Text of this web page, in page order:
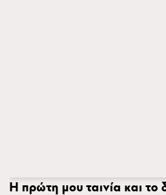
Η πρώτη μου ταινία και το